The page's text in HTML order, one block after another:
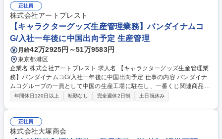
の案件から実施いただきます。スピード感や相手の要望を汲み取り最適ル
ートを立案する魅力があります。 チーム全体で生産性を意識していて、人
によっては残業がほとんどないメンバーも在籍しております。詳細業務は
備考(※1)を参照 募集職種 【中国語/輸出/フォワーダー（3年以上経験必
須）】京急青物横丁／海上輸送貿易
正社員
株式会社アートプレスト
【キャラクターグッズ生産管理業務】バンダイナムコ
G/入社一年後に中国出向予定 生産管理
月給42万2925円～51万9583円
東京都港区
企業名 株式会社アートプレスト 求人名 【キャラクターグッズ生産管理業
務】バンダイナムコG/入社一年後に中国出向予定 仕事の内容 バンダイナ
ムコグループの一員として中国の生産工場に駐在し、一番くじ関連商品の
海外生産管理を担当します。目安として入社一年後には中国赴任いただき
整、生産スケジュール管理を行います。経験豊富なスペシャリストからの
指導を受けながら業務を進めていただきます。入社一年は国内で生産管理
年間休日120日以上 転勤なし 完全週休2日制 土日祝休み
正社員
株式会社大塚商会